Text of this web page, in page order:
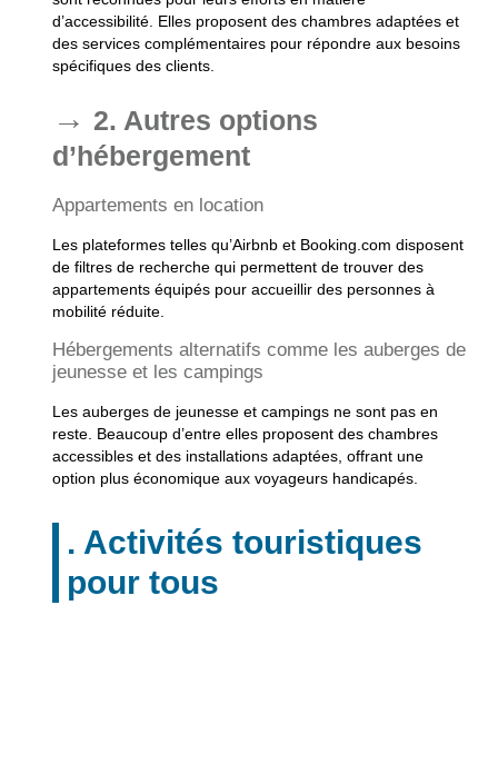
d’accessibilité. Elles proposent des chambres adaptées et
des services complémentaires pour répondre aux besoins
spécifiques des clients.
2. Autres options
d’hébergement
Appartements en location
Les plateformes telles qu’Airbnb et Booking.com disposent
de filtres de recherche qui permettent de trouver des
appartements équipés pour accueillir des personnes à
mobilité réduite.
Hébergements alternatifs comme les auberges de
jeunesse et les campings
Les auberges de jeunesse et campings ne sont pas en
reste. Beaucoup d’entre elles proposent des chambres
accessibles et des installations adaptées, offrant une
option plus économique aux voyageurs handicapés.
. Activités touristiques
pour tous